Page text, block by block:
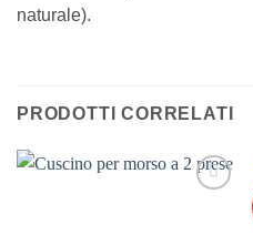
naturale).
PRODOTTI CORRELATI